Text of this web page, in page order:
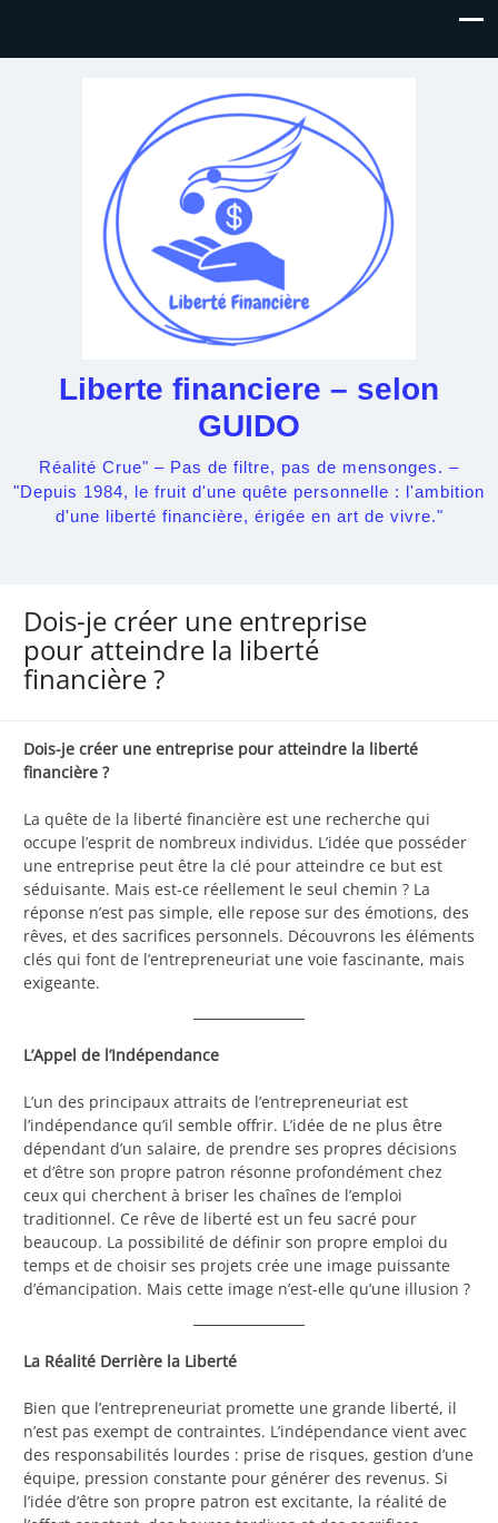
Liberte financiere – selon
GUIDO
Réalité Crue" – Pas de filtre, pas de mensonges. –
"Depuis 1984, le fruit d'une quête personnelle : l'ambition
d'une liberté financière, érigée en art de vivre."
Dois-je créer une entreprise
pour atteindre la liberté
financière ?
Dois-je créer une entreprise pour atteindre la liberté
financière ?
La quête de la liberté financière est une recherche qui
occupe l’esprit de nombreux individus. L’idée que posséder
une entreprise peut être la clé pour atteindre ce but est
séduisante. Mais est-ce réellement le seul chemin ? La
réponse n’est pas simple, elle repose sur des émotions, des
rêves, et des sacrifices personnels. Découvrons les éléments
clés qui font de l’entrepreneuriat une voie fascinante, mais
exigeante.
L’Appel de l’Indépendance
L’un des principaux attraits de l’entrepreneuriat est
l’indépendance qu’il semble offrir. L’idée de ne plus être
dépendant d’un salaire, de prendre ses propres décisions
et d’être son propre patron résonne profondément chez
ceux qui cherchent à briser les chaînes de l’emploi
traditionnel. Ce rêve de liberté est un feu sacré pour
beaucoup. La possibilité de définir son propre emploi du
temps et de choisir ses projets crée une image puissante
d’émancipation. Mais cette image n’est-elle qu’une illusion ?
La Réalité Derrière la Liberté
Bien que l’entrepreneuriat promette une grande liberté, il
n’est pas exempt de contraintes. L’indépendance vient avec
des responsabilités lourdes : prise de risques, gestion d’une
équipe, pression constante pour générer des revenus. Si
l’idée d’être son propre patron est excitante, la réalité de